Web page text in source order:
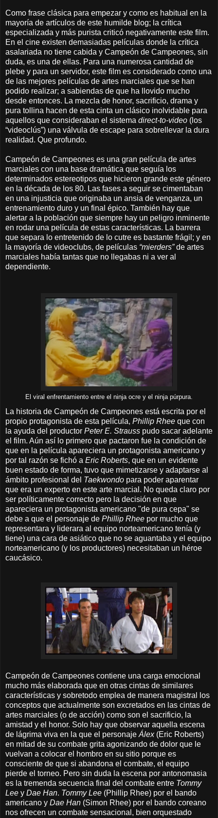
Como frase clásica para empezar y como es habitual en la
mayoría de artículos de este humilde blog; la crítica
especializada y más purista criticó negativamente este film.
En el cine existen demasiadas películas donde la crítica
asalariada no tiene cabida y Campeón de Campeones, sin
duda, es una de ellas. Para una numerosa cantidad de
plebe y para un servidor, este film es considerado como una
de las mejores películas de artes marciales que se han
podido realizar; a sabiendas de que ha llovido mucho
desde entonces. La mezcla de honor, sacrificio, drama y
pura tollina hacen de esta cinta un clásico inolvidable para
aquellos que consideraban el sistema direct-to-video (los
“videoclús”) una válvula de escape para sobrellevar la dura
realidad. Que profundo.
Campeón de Campeones es una gran película de artes
marciales con una base dramática que seguía los
determinados estereotipos que hicieron grande este género
en la década de los 80. Las fases a seguir se cimentaban
en una injusticia que originaba un ansia de venganza, un
entrenamiento duro y un final épico. También hay que
alertar a la población que siempre hay un peligro inminente
en rodar una película de estas características. La barrera
que separa lo entretenido de lo cutre es bastante frágil; y en
la mayoría de videoclubs, de películas “mierders”de artes
marciales había tantas que no llegabas ni a ver al
dependiente.
El viral enfrentamiento entre el ninja ocre y el ninja púrpura.
La historia de Campeón de Campeones está escrita por el
propio protagonista de esta película, Phillip Rhee que con
la ayuda del productor Peter E. Strauss pudo sacar adelante
el film. Aún así lo primero que pactaron fue la condición de
que en la película apareciera un protagonista americano y
por tal razón se fichó a Eric Roberts, que en un evidente
buen estado de forma, tuvo que mimetizarse y adaptarse al
ámbito profesional del Taekwondo para poder aparentar
que era un experto en este arte marcial. No queda claro por
ser políticamente correcto pero la decisión en que
apareciera un protagonista americano "de pura cepa" se
debe a que el personaje de Phillip Rhee por mucho que
representara y liderara al equipo norteamericano tenía (y
tiene) una cara de asiático que no se aguantaba y el equipo
norteamericano (y los productores) necesitaban un héroe
caucásico.
Campeón de Campeones contiene una carga emocional
mucho más elaborada que en otras cintas de similares
características y sobretodo emplea de manera magistral los
conceptos que actualmente son excretados en las cintas de
artes marciales (o de acción) como son el sacrificio, la
amistad y el honor. Solo hay que observar aquella escena
de lágrima viva en la que el personaje Álex(Eric Roberts)
en mitad de su combate grita agonizando de dolor que le
vuelvan a colocar el hombro en su sitio porque es
consciente de que si abandona el combate, el equipo
pierde el torneo. Pero sin duda la escena por antonomasia
es la tremenda secuencia final del combate entre Tommy
Lee y Dae Han. Tommy Lee (Phillip Rhee) por el bando
americano y Dae Han (Simon Rhee) por el bando coreano
nos ofrecen un combate sensacional, bien orquestado